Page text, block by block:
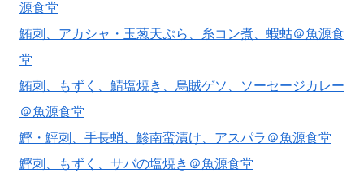
源食堂
鮪刺、アカシャ・玉葱天ぷら、糸コン煮、蝦蛄＠魚源食
堂
鮪刺、もずく、鯖塩焼き、烏賊ゲソ、ソーセージカレー
＠魚源食堂
鰹・鮃刺、手長蛸、鯵南蛮漬け、アスパラ＠魚源食堂
鰹刺、もずく、サバの塩焼き＠魚源食堂